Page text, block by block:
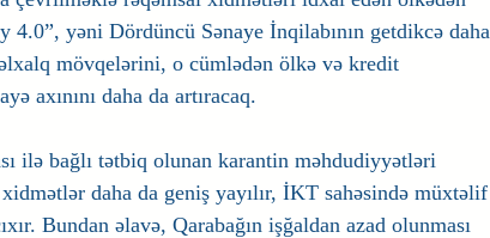
yəni Dördüncü Sənaye İnqilabının getdikcə daha
mövqelərini, o cümlədən ölkə və kredit
axınını daha da artıracaq.
ilə bağlı tətbiq olunan karantin məhdudiyyətləri
daha da geniş yayılır, İKT sahəsində müxtəlif
Bundan əlavə, Qarabağın işğaldan azad olunması